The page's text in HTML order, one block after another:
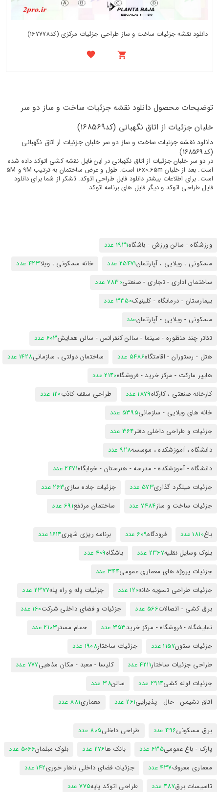
دانلود نقشه جزئیات ساخت و ساز طراحی جزئیات مرکزی (کد167778)
توضیحات محصول دانلود نقشه جزئیات ساخت و ساز دو سر
خلبان جزئیات از اتاق نگهبانی (کد168569)
دانلود نقشه جزئیات ساخت و ساز دو سر خلبان جزئیات از اتاق نگهبانی
(کد168569)
در دو سر خلبان جزئیات از اتاق نگهبانی در این فایل نقشه کشی اتوکد داده شده
است. بعد از خلبان 16x0.65m است. طول و عرض ساختمان به ترتیب 9M و 5M
است. برای اطلاعات بیشتر دانلود فایل طراحی اتوکد. تشکر از شما برای دانلود
فایل طراحی اتوکد و دیگر فایل های برنامه اتوکد.
ورزشگاه - سالن ورزش - باشگاه1931 عدد
مسکونی ، ویلایی ، آپارتمان25471 عدد خانه مسکونی ، ویلا423 عدد
ساختمان اداری - تجاری - صنعتی7830 عدد
بیمارستان - درمانگاه - کلینیک3350 عدد
مسکونی - ویلایی - آپارتمانعدد
تئاتر چند منظوره - سینما - سالن کنفرانس - سالن همایش603 عدد
هتل - رستوران - اقامتگاه5486 عدد ساختمان دولتی ، سازمانی1428 عدد
هایپر مارکت - مرکز خرید - فروشگاه2140 عدد
کارخانه صنعتی ، کارگاه1879 عدد طراحی سقف کاذب120 عدد
خانه های ویلایی - سازمانی5395 عدد
جزئیات و طراحی داخلی دفتر364 عدد
دانشگاه ، آموزشکده ، موسسه928 عدد
دانشگاه - آموزشکده - مدرسه - هنرستان - خوابگاه2471 عدد
جزئیات میلگرد گذاری573 عدد جزئیات جاده سازی263 عدد
جزئیات ساخت و ساز7484 عدد ساختمان مرتفع691 عدد
باغ1810 عدد فرودگاه609 عدد برنامه ریزی شهری1614 عدد
بلوک وسایل نقلیه2367 عدد باشگاه409 عدد
جزئیات پروژه های معماری عمومی344 عدد
جزئیات طراحی تسویه خانه120 عدد جزئیات پله و راه پله2377 عدد
برق کشی - اتصالات566 عدد جزئیات و فضای داخلی شرکت160 عدد
نمایشگاه - فروشگاه - مرکز خرید353 عدد حمام مستر2103 عدد
جزئیات ستون1157 عدد جزئیات ساختار1908 عدد
طراحی جزئیات ساختار4211 عدد کلیسا - معبد - مکان مذهبی777 عدد
جزئیات لوله کشی2914 عدد سالن38 عدد
اتاق نشیمن - حال - پذیرایی261 عدد معماری881 عدد
برق مسکونی496 عدد طراحی داخلی805 عدد
پارک - باغ عمومی635 عدد بانک ها276 عدد بلوک مبلمان5066 عدد
معماری معروف437 عدد جزئیات فضای داخلی ناهار خوری142 عدد
تاسیسات برق487 عدد طراحی اتوکد پایه775 عدد